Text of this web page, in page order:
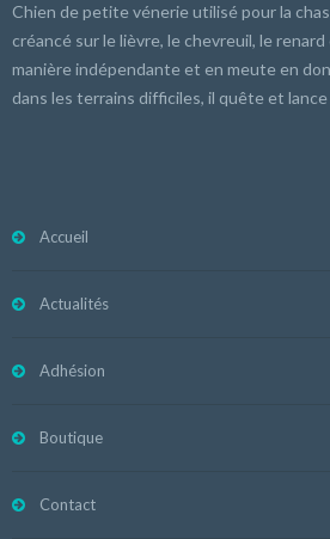
Chien de petite vénerie utilisé pour la
créancé sur le lièvre, le chevreuil, le
manière indépendante et en meute en
dans les terrains difficiles, il quête et
Accueil
Actualités
Adhésion
Boutique
Contact